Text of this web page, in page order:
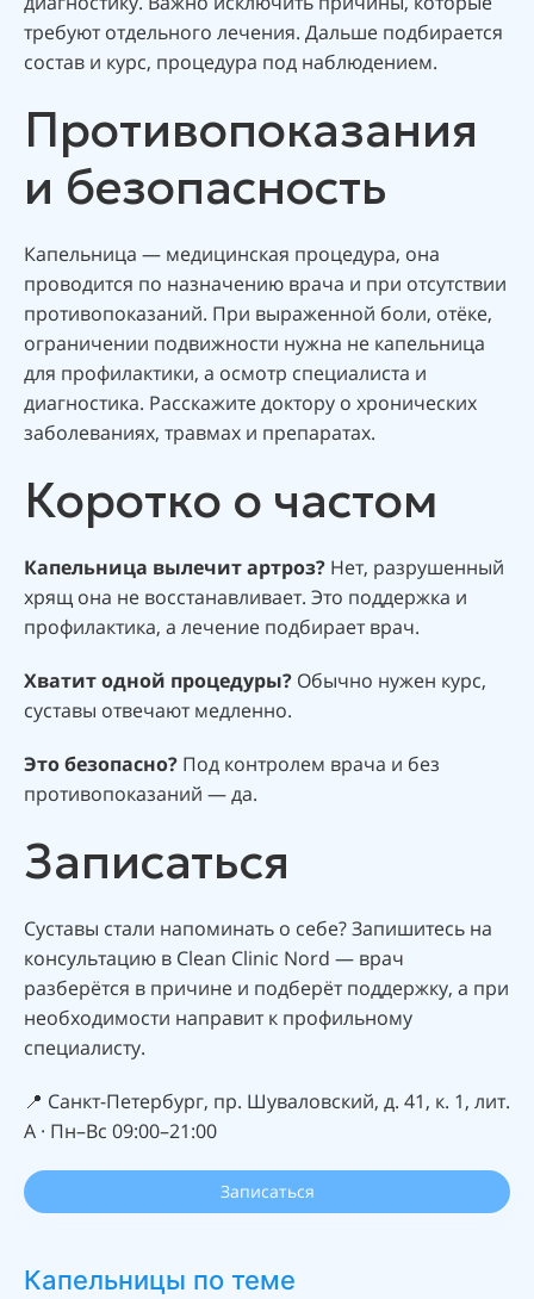
требуют отдельного лечения. Дальше подбирается
состав и курс, процедура под наблюдением.
Противопоказания
и безопасность
Капельница — медицинская процедура, она
проводится по назначению врача и при отсутствии
противопоказаний. При выраженной боли, отёке,
ограничении подвижности нужна не капельница
для профилактики, а осмотр специалиста и
диагностика. Расскажите доктору о хронических
заболеваниях, травмах и препаратах.
Коротко о частом
Капельница вылечит артроз? Нет, разрушенный
хрящ она не восстанавливает. Это поддержка и
профилактика, а лечение подбирает врач.
Хватит одной процедуры? Обычно нужен курс,
суставы отвечают медленно.
Это безопасно? Под контролем врача и без
противопоказаний — да.
Записаться
Суставы стали напоминать о себе? Запишитесь на
консультацию в Clean Clinic Nord — врач
разберётся в причине и подберёт поддержку, а при
необходимости направит к профильному
специалисту.
📍 Санкт-Петербург, пр. Шуваловский, д. 41, к. 1, лит.
А · Пн–Вс 09:00–21:00
Записаться
Капельницы по теме